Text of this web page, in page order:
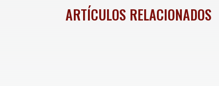
ARTÍCULOS RELACIONADOS